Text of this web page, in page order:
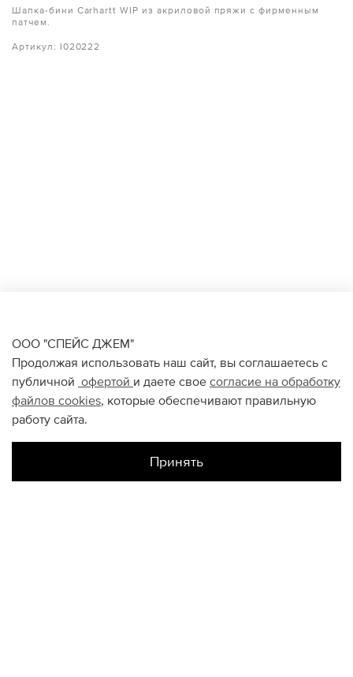
Шапка-бини Carhartt WIP из акриловой пряжи с фирменным
патчем.
Артикул: I020222
ООО "СПЕЙС ДЖЕМ"
Продолжая использовать наш сайт, вы соглашаетесь с
публичной офертой и даете свое согласие на обработку
файлов cookies, которые обеспечивают правильную
работу сайта.
Принять